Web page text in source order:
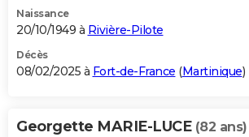
Naissance
20/10/1949 à Rivière-Pilote
Décès
08/02/2025 à Fort-de-France (Martinique)
Georgette MARIE-LUCE (82 ans)